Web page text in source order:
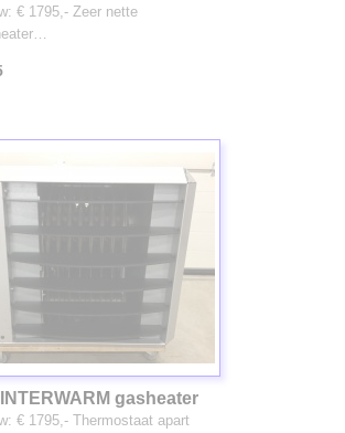
€ 1795,- Zeer nette
gasheater
€ 1795,- Thermostaat apart